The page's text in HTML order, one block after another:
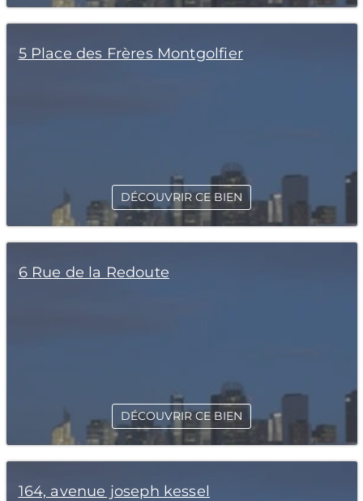
5 Place des Frères Montgolfier
DÉCOUVRIR CE BIEN
6 Rue de la Redoute
DÉCOUVRIR CE BIEN
164, avenue joseph kessel